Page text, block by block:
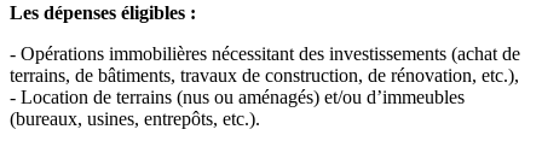
Les dépenses éligibles :
- Opérations immobilières nécessitant des investissements (achat de
terrains, de bâtiments, travaux de construction, de rénovation, etc.),
- Location de terrains (nus ou aménagés) et/ou d’immeubles
(bureaux, usines, entrepôts, etc.).